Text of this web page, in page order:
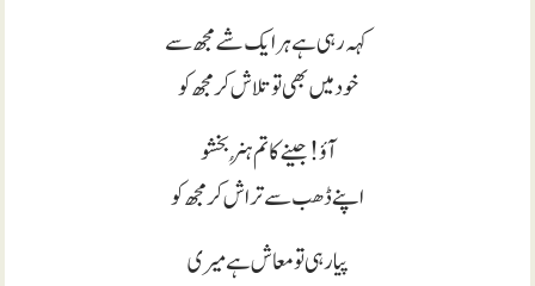
کہہ رہی ہے ہر ایک شے مجھ سے
خود میں بھی تو تلاش کر مجھ کو
آؤ ! جینے کا تم ہُنر بخشو
اپنے ڈھب سے تراش کر مجھ کو
پیار ہی تو معاش ہے میری